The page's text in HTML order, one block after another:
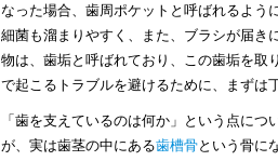
なった場合、歯周ポケットと呼ばれるよう
細菌も溜まりやすく、また、ブラシが届き
物は、歯垢と呼ばれており、この歯垢を取
で起こるトラブルを避けるために、まずは
「歯を支えているのは何か」という点に
が、実は歯茎の中にある歯槽骨という骨に